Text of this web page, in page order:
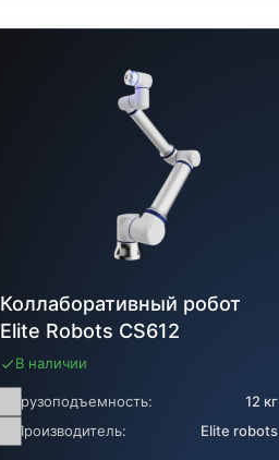
Коллаборативный робот
Elite Robots CS612
В наличии
Грузоподъемность:
12 кг
Производитель:
Elite robots